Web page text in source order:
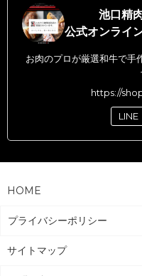
池口精
公式オンライ
お肉のプロが厳選和牛で手
https://
LINE
HOME
プライバシーポリシー
サイトマップ